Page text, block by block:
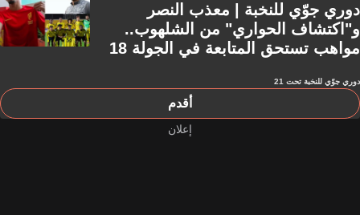
دوري جوّي للنخبة | معذب النصر
و"اكتشاف الحواري" من الشلهوب..
مواهب تستحق المتابعة في الجولة 18
دوري جوّي للنخبة تحت 21
أقدم